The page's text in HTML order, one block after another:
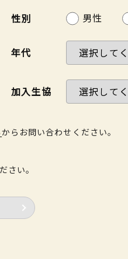
性別 男性
年代
加入生協
からお問い合わせください。
さい。